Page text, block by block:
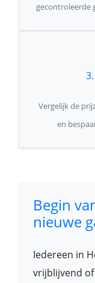
gecontroleerde
Vergelijk de
en
Begin
nieuwe
Iedereen in
vrijblijvend